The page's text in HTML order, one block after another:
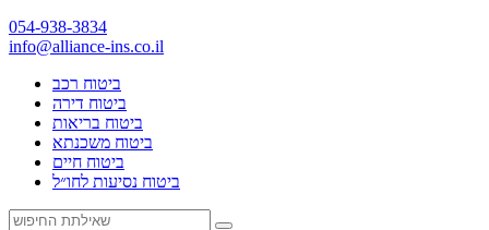
054-938-3834
info@alliance-ins.co.il
ביטוח רכב
ביטוח דירה
ביטוח בריאות
ביטוח משכנתא
ביטוח חיים
ביטוח נסיעות לחו״ל